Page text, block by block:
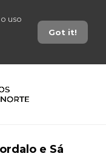
uso
Got it!
e Sá